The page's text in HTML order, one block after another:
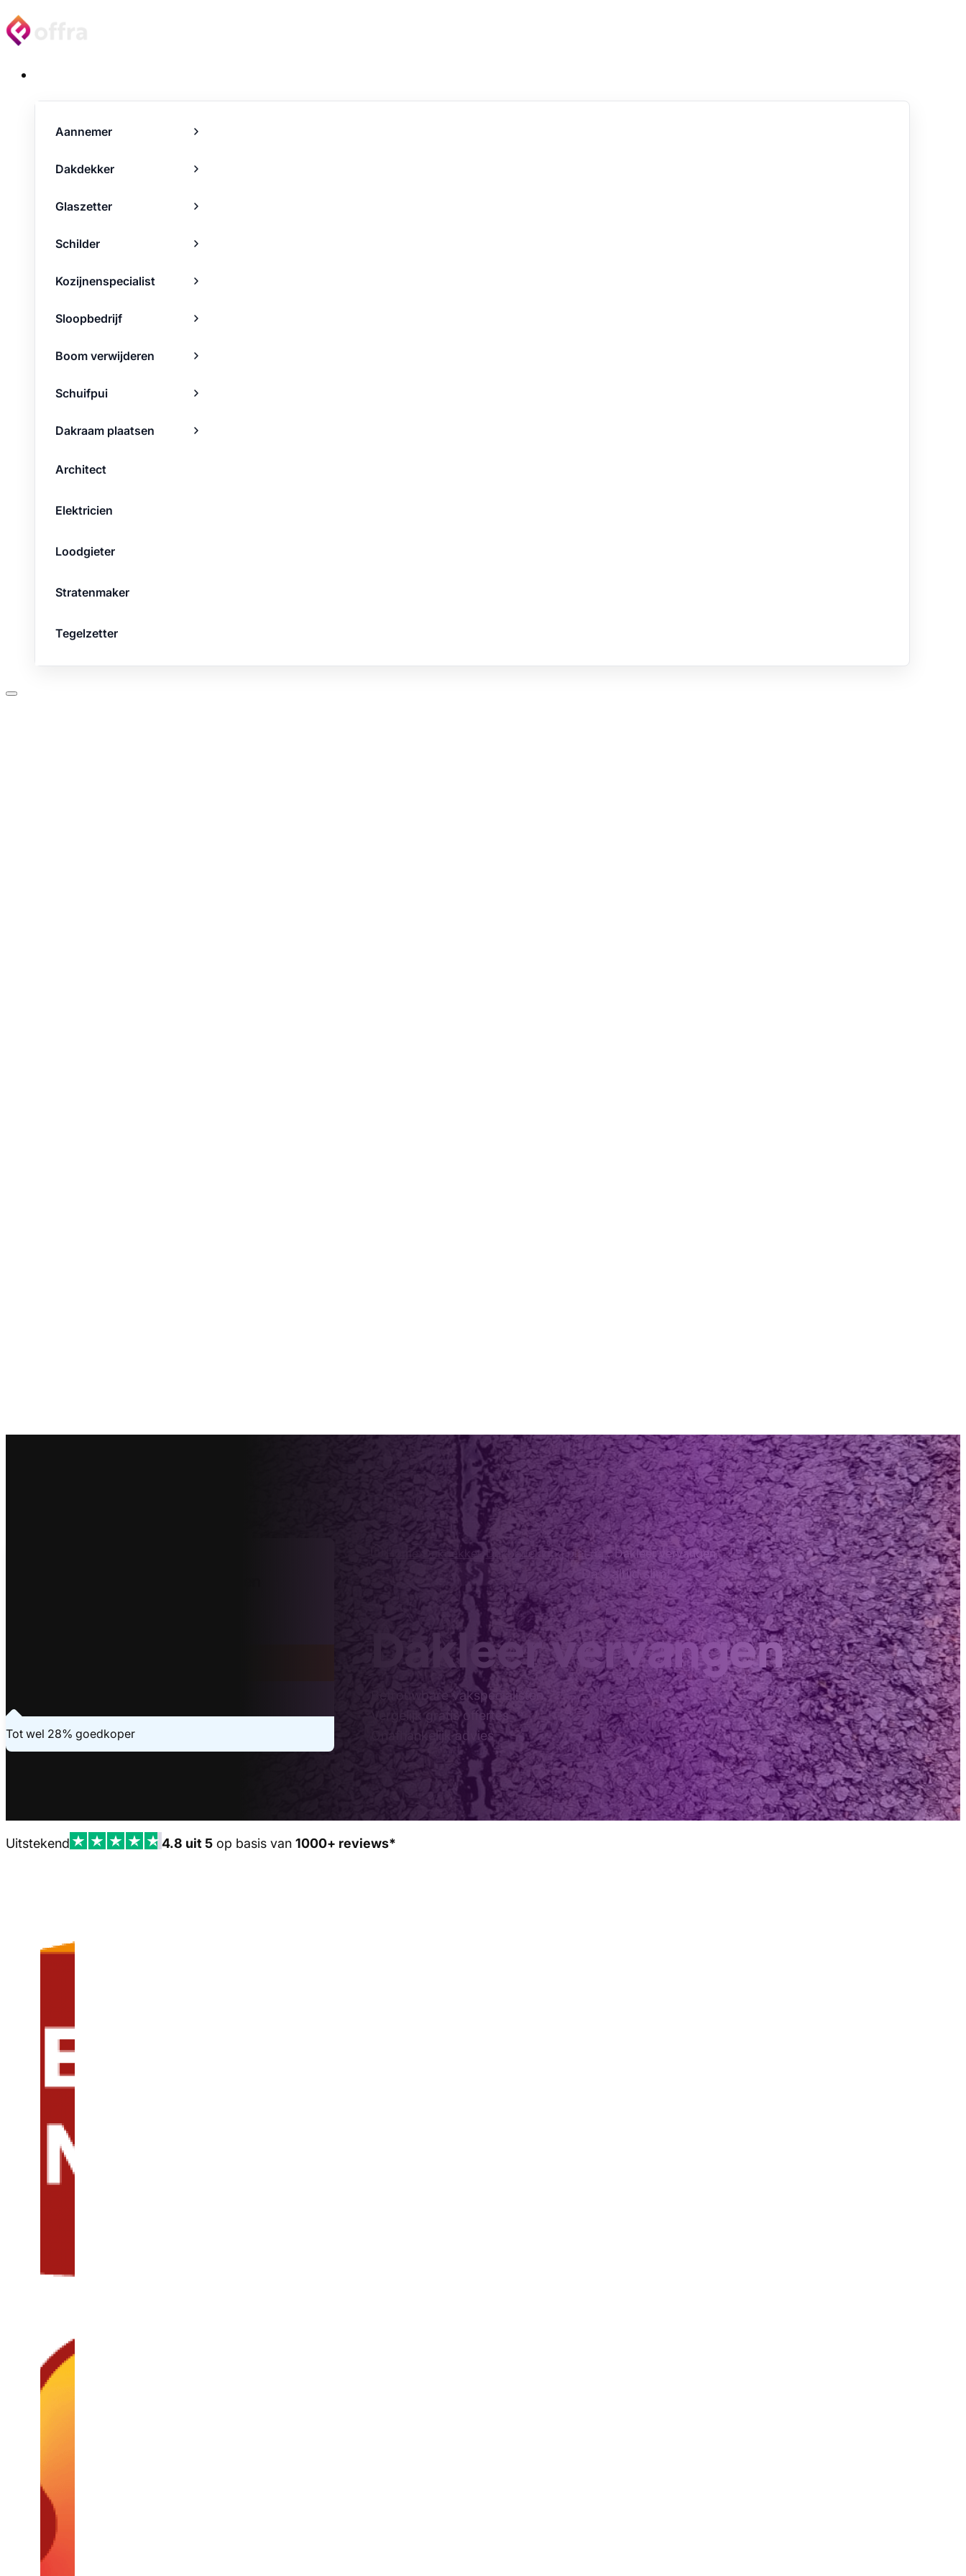
Aannemer
Dakdekker
Glaszetter
Schilder
Kozijnenspecialist
Sloopbedrijf
Boom verwijderen
Schuifpui
Dakraam plaatsen
Architect
Elektricien
Loodgieter
Stratenmaker
Tegelzetter
Tot wel 28% goedkoper
Home› Dakdekker›Dakbedekking plat dak›Dakleer vervangen
Da's altijd slim!
Dakleer vervangen
Betrouwbare vakspecialisten
Vergelijk gratis offertes
Onafhankelijk advies
Uitstekend 4.8 uit 5 op basis van 1000+ reviews*